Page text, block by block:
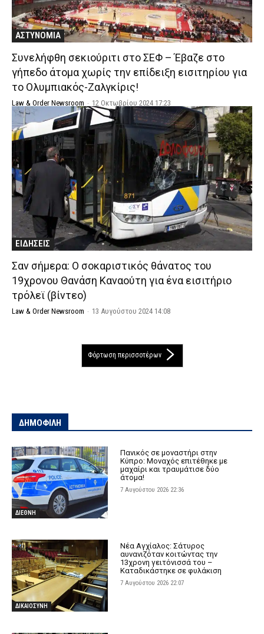
ΑΣΤΥΝΟΜΙΑ
Συνελήφθη σεκιούριτι στο ΣΕΦ – Έβαζε στο
γήπεδο άτομα χωρίς την επίδειξη εισιτηρίου για
το Ολυμπιακός-Ζαλγκίρις!
Law & Order Newsroom - 12 Οκτωβρίου 2024 17:23
ΕΙΔΗΣΕΙΣ
Σαν σήμερα: Ο σοκαριστικός θάνατος του
19χρονου Θανάση Καναούτη για ένα εισιτήριο
τρόλεϊ (βίντεο)
Law & Order Newsroom - 13 Αυγούστου 2024 14:08
Φόρτωση περισσοτέρων
ΔΗΜΟΦΙΛΗ
ΔΙΕΘΝΗ
Πανικός σε μοναστήρι στην
Κύπρο: Μοναχός επιτέθηκε με
μαχαίρι και τραυμάτισε δύο
άτομα!
7 Αυγούστου 2026 22:36
ΔΙΚΑΙΟΣΥΝΗ
Νέα Αγχίαλος: Σάτυρος
αυνανιζόταν κοιτώντας την
13χρονη γειτόνισσά του –
Καταδικάστηκε σε φυλάκιση
7 Αυγούστου 2026 22:07